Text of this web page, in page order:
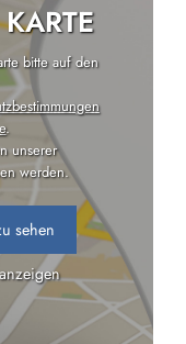
bitte auf den
.
unserer
werden.
sehen